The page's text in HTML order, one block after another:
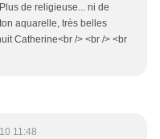
de religieuse... ni de
aquarelle, très belles
Catherine<br /> <br /> <br
11:48